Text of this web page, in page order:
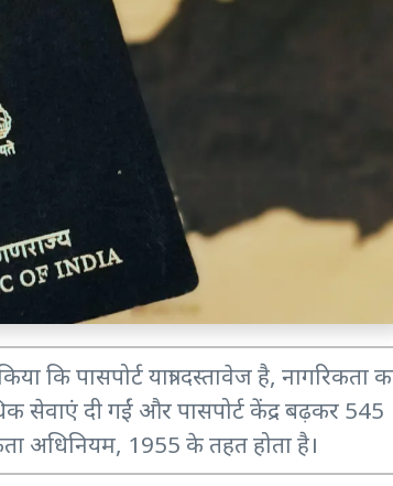
कि पासपोर्ट यात्रा दस्तावेज है, नागरिकता
सेवाएं दी गईं और पासपोर्ट केंद्र बढ़कर 545
अधिनियम, 1955 के तहत होता है।